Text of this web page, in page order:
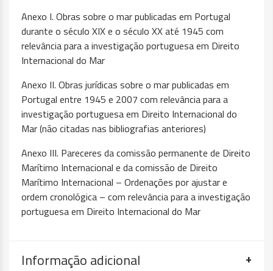
Anexo I. Obras sobre o mar publicadas em Portugal
durante o século XIX e o século XX até 1945 com
relevância para a investigação portuguesa em Direito
Internacional do Mar
Anexo II. Obras jurídicas sobre o mar publicadas em
Portugal entre 1945 e 2007 com relevância para a
investigação portuguesa em Direito Internacional do
Mar (não citadas nas bibliografias anteriores)
Anexo III. Pareceres da comissão permanente de Direito
Marítimo Internacional e da comissão de Direito
Marítimo Internacional – Ordenações por ajustar e
ordem cronológica – com relevância para a investigação
portuguesa em Direito Internacional do Mar
Informação adicional